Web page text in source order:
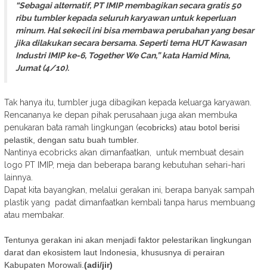
“Sebagai alternatif, PT IMIP membagikan secara gratis 50
ribu tumbler kepada seluruh karyawan untuk keperluan
minum. Hal sekecil ini bisa membawa perubahan yang besar
jika dilakukan secara bersama. Seperti tema HUT Kawasan
Industri IMIP ke-6, Together We Can,” kata Hamid Mina,
Jumat (4/10).
Tak hanya itu, tumbler juga dibagikan kepada keluarga karyawan.
Rencananya ke depan pihak perusahaan juga akan membuka
penukaran bata ramah lingkungan (ecobricks) atau botol berisi
pelastik, dengan satu buah tumbler.
Nantinya ecobricks akan dimanfaatkan, untuk membuat desain
logo PT IMIP, meja dan beberapa barang kebutuhan sehari-hari
lainnya.
Dapat kita bayangkan, melalui gerakan ini, berapa banyak sampah
plastik yang padat dimanfaatkan kembali tanpa harus membuang
atau membakar.
Tentunya gerakan ini akan menjadi faktor pelestarikan lingkungan
darat dan ekosistem laut Indonesia, khususnya di perairan
Kabupaten Morowali.(adi/jir)